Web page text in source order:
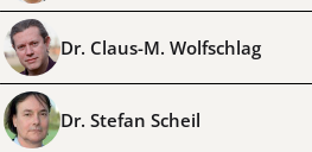
Dr. Claus-M. Wolfschlag
Dr. Stefan Scheil